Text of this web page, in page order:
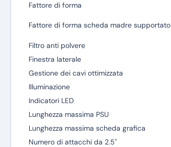
Fattore di forma
Fattore di forma scheda madre supportato
Filtro anti polvere
Finestra laterale
Gestione dei cavi ottimizzata
Illuminazione
Indicatori LED
Lunghezza massima PSU
Lunghezza massima scheda grafica
Numero di attacchi da 2.5"